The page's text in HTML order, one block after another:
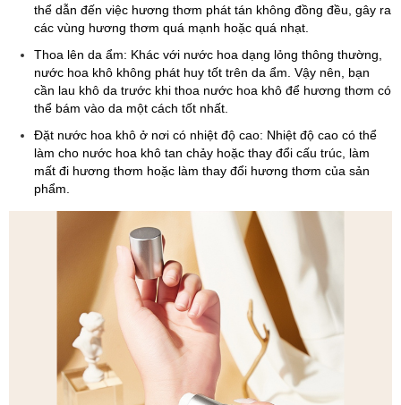
thể dẫn đến việc hương thơm phát tán không đồng đều, gây ra
các vùng hương thơm quá mạnh hoặc quá nhạt.
Thoa lên da ẩm: Khác với nước hoa dạng lỏng thông thường,
nước hoa khô không phát huy tốt trên da ẩm. Vậy nên, bạn
cần lau khô da trước khi thoa nước hoa khô để hương thơm có
thể bám vào da một cách tốt nhất.
Đặt nước hoa khô ở nơi có nhiệt độ cao: Nhiệt độ cao có thể
làm cho nước hoa khô tan chảy hoặc thay đổi cấu trúc, làm
mất đi hương thơm hoặc làm thay đổi hương thơm của sản
phẩm.